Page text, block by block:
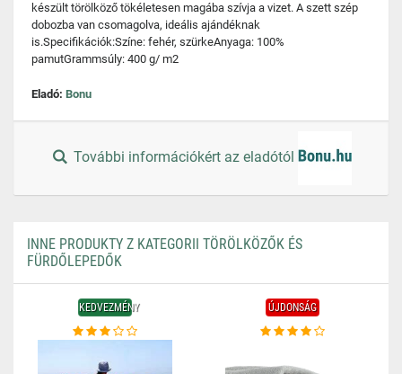
készült törölköző tökéletesen magába szívja a vizet. A szett szép
dobozba van csomagolva, ideális ajándéknak
is.Specifikációk:Színe: fehér, szürkeAnyaga: 100%
pamutGrammsúly: 400 g/ m2
Eladó: Bonu
További információkért az eladótól
INNE PRODUKTY Z KATEGORII TÖRÖLKÖZŐK ÉS
FÜRDŐLEPEDŐK
KEDVEZMÉNY ÚJDONSÁG